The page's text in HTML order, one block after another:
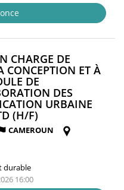
CHARGE DE
CONCEPTION ET À
DE
DES
URBAINE
(H/F)
FENÊTRE)
CAMEROUN
durable
16:00